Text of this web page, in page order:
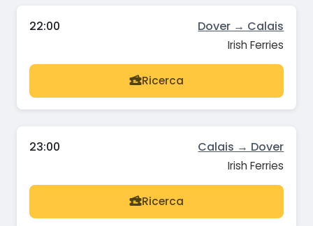
22:00 Dover → Calais
Irish Ferries
Ricerca
23:00 Calais → Dover
Irish Ferries
Ricerca